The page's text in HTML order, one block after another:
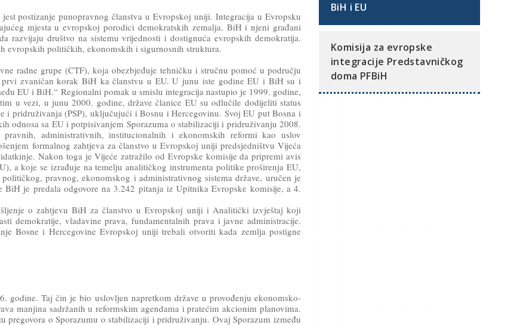
postizanje punopravnog članstva u Evropskoj uniji. Integracija u Evropsku
mjesta u evropskoj porodici demokratskih zemalja. BiH i njeni građani
razvijaju društvo na sistemu vrijednosti i dostignuća evropskih demokratija.
evropskih političkih, ekonomskih i sigurnosnih struktura.
radne grupe (CTF), koja obezbjeđuje tehničku i stručnu pomoć u području
zvaničan korak BiH ka članstvu u EU. U junu iste godine EU i BiH su i
EU i BiH.“ Regionalni pomak u smislu integracija nastupio je 1999. godine,
u vezi, u junu 2000. godine, države članice EU su odlučile dodijeliti status
i pridruživanja (PSP), uključujući i Bosnu i Hercegovinu. Svoj EU put Bosna i
odnosa sa EU i potpisivanjem Sporazuma o stabilizaciji i pridruživanju 2008.
administrativnih, institucionalnih i ekonomskih reformi kao uslov
formalnog zahtjeva za članstvo u Evropskoj uniji predsjedništvu Vijeća
Nakon toga je Vijeće zatražilo od Evropske komisije da pripremi avis
a koje se izrađuje na temelju analitičkog instrumenta politike proširenja EU,
pravnog, ekonomskog i administrativnog sistema države, uručen je
je predala odgovore na 3.242 pitanja iz Upitnika Evropske komisije, a 4.
o zahtjevu BiH za članstvo u Evropskoj uniji i Analitički izvještaj koji
demokratije, vladavine prava, fundamentalnih prava i javne administracije.
Bosne i Hercegovine Evropskoj uniji trebali otvoriti kada zemlja postigne
godine. Taj čin je bio uslovljen napretkom države u provođenju ekonomsko-
manjina sadržanih u reformskim agendama i pratećim akcionim planovima.
o Sporazumu o stabilizaciji i pridruživanju. Ovaj Sporazum između
BiH i EU
Komisija za evropske
integracije Predstavničkog
doma PFBiH